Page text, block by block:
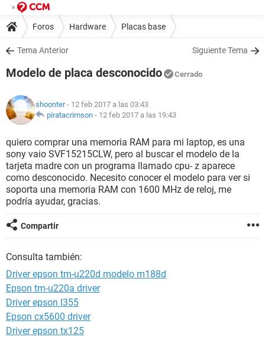
Foros Hardware Placas base
Tema Anterior Siguiente Tema
Modelo de placa desconocido Cerrado
shoonter- 12 feb 2017 a las 03:43
piratacrimson - 12 feb 2017 a las 19:43
quiero comprar una memoria RAM para mi laptop, es una
sony vaio SVF15215CLW, pero al buscar el modelo de la
tarjeta madre con un programa llamado cpu- z aparece
como desconocido. Necesito conocer el modelo para ver si
soporta una memoria RAM con 1600 MHz de reloj, me
podría ayudar, gracias.
Compartir
Consulta también:
Driver epson tm-u220d modelo m188d
Epson tm-u220a driver
Driver epson l355
Epson cx5600 driver
Driver epson tx125